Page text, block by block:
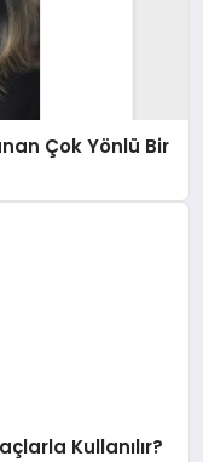
Çok Yönlü Bir
Kullanılır?